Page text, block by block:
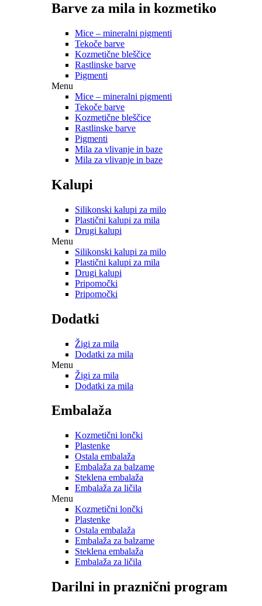
Barve za mila in kozmetiko
Mice – mineralni pigmenti
Tekoče barve
Kozmetične bleščice
Rastlinske barve
Pigmenti
Menu
Mice – mineralni pigmenti
Tekoče barve
Kozmetične bleščice
Rastlinske barve
Pigmenti
Mila za vlivanje in baze
Mila za vlivanje in baze
Kalupi
Silikonski kalupi za milo
Plastični kalupi za mila
Drugi kalupi
Menu
Silikonski kalupi za milo
Plastični kalupi za mila
Drugi kalupi
Pripomočki
Pripomočki
Dodatki
Žigi za mila
Dodatki za mila
Menu
Žigi za mila
Dodatki za mila
Embalaža
Kozmetični lončki
Plastenke
Ostala embalaža
Embalaža za balzame
Steklena embalaža
Embalaža za ličila
Menu
Kozmetični lončki
Plastenke
Ostala embalaža
Embalaža za balzame
Steklena embalaža
Embalaža za ličila
Darilni in praznični program